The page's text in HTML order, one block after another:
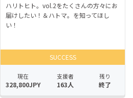
ハリトヒト。vol.2をたくさんの方々にお
届けしたい！＆ハトマ。を知ってほし
い！
SUCCESS
現在
328,800JPY
支援者
163人
残り
終了